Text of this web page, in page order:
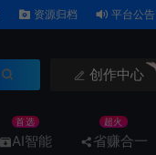
资源归档 平台公告
创作中心
AI智能
首选
省赚合一
超火